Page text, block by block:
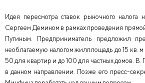
Идея пересмотра ставок рыночного налога
Сергеем Демином в рамках проведения
Путиным. Предприниматель предложил
необлагаемую налогом жилплощадь до 15 кв. м
50 для квартир и до 100 для частных домов. В.
в данном направлении. Позже его пресс-